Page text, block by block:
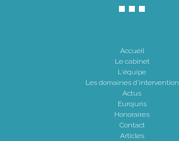
Accueil
Le cabinet
L'équipe
Les domaines d'intervention
Actus
Eurojuris
Honoraires
Contact
Articles